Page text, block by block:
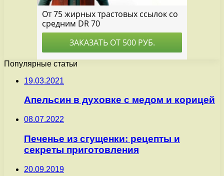
Популярные статьи
19.03.2021
Апельсин в духовке с медом и корицей
08.07.2022
Печенье из сгущенки: рецепты и
секреты приготовления
20.09.2019